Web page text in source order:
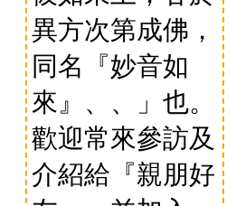
異方次第成佛，
同名『妙音如
來』、、」也。
歡迎常來參訪及
介紹給『親朋好